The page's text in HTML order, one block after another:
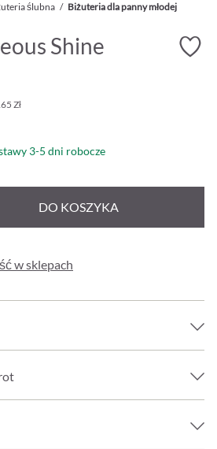
ślubna / Biżuteria dla panny młodej
Shine
Zł
3-5 dni robocze
DO KOSZYKA
w sklepach